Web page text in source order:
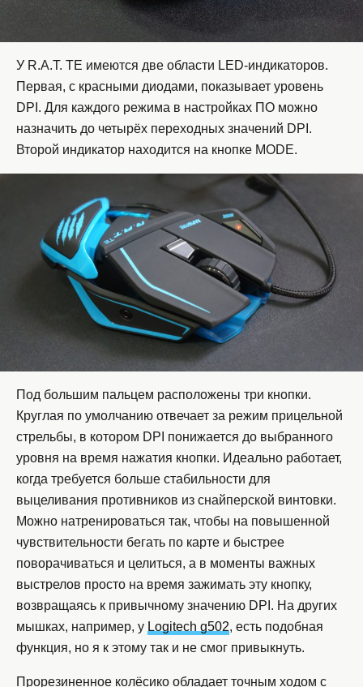
У R.A.T. TE имеются две области LED-индикаторов.
Первая, с красными диодами, показывает уровень
DPI. Для каждого режима в настройках ПО можно
назначить до четырёх переходных значений DPI.
Второй индикатор находится на кнопке MODE.
Под большим пальцем расположены три кнопки.
Круглая по умолчанию отвечает за режим прицельной
стрельбы, в котором DPI понижается до выбранного
уровня на время нажатия кнопки. Идеально работает,
когда требуется больше стабильности для
выцеливания противников из снайперской винтовки.
Можно натренироваться так, чтобы на повышенной
чувствительности бегать по карте и быстрее
поворачиваться и целиться, а в моменты важных
выстрелов просто на время зажимать эту кнопку,
возвращаясь к привычному значению DPI. На других
мышках, например, у Logitech g502, есть подобная
функция, но я к этому так и не смог привыкнуть.
Прорезиненное колёсико обладает точным ходом с